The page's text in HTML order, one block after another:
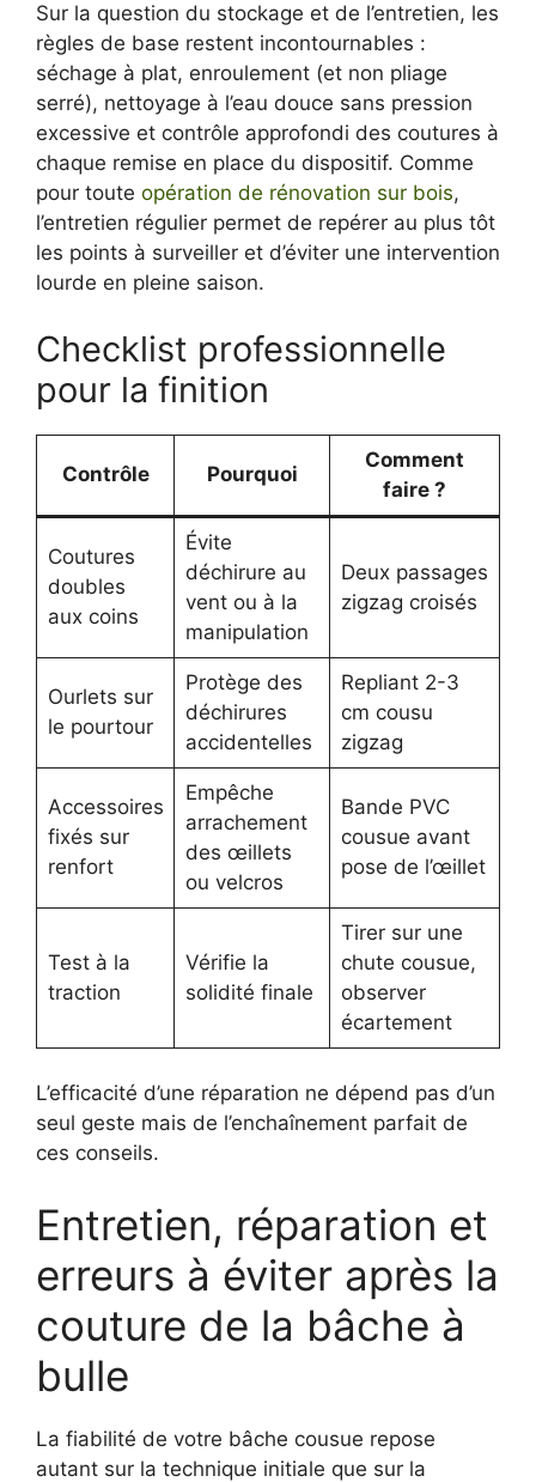
Sur la question du stockage et de l’entretien, les
règles de base restent incontournables :
séchage à plat, enroulement (et non pliage
serré), nettoyage à l’eau douce sans pression
excessive et contrôle approfondi des coutures à
chaque remise en place du dispositif. Comme
pour toute opération de rénovation sur bois,
l’entretien régulier permet de repérer au plus tôt
les points à surveiller et d’éviter une intervention
lourde en pleine saison.
Checklist professionnelle
pour la finition
Contrôle Pourquoi
Comment
faire ?
Coutures
doubles
aux coins
Évite
déchirure au
vent ou à la
manipulation
Deux passages
zigzag croisés
Ourlets sur
le pourtour
Protège des
déchirures
accidentelles
Repliant 2-3
cm cousu
zigzag
Accessoires
fixés sur
renfort
Empêche
arrachement
des œillets
ou velcros
Bande PVC
cousue avant
pose de l’œillet
Test à la
traction
Vérifie la
solidité finale
Tirer sur une
chute cousue,
observer
écartement
L’efficacité d’une réparation ne dépend pas d’un
seul geste mais de l’enchaînement parfait de
ces conseils.
Entretien, réparation et
erreurs à éviter après la
couture de la bâche à
bulle
La fiabilité de votre bâche cousue repose
autant sur la technique initiale que sur la